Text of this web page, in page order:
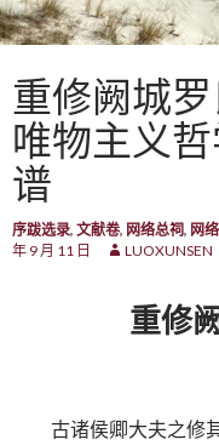
重修阙城
唯物主义
谱
序跋选录, 文献卷, 网络总祠, 网
年 9 月 11 日
LUOXUNSEN
重修
古诸侯卿大夫之修